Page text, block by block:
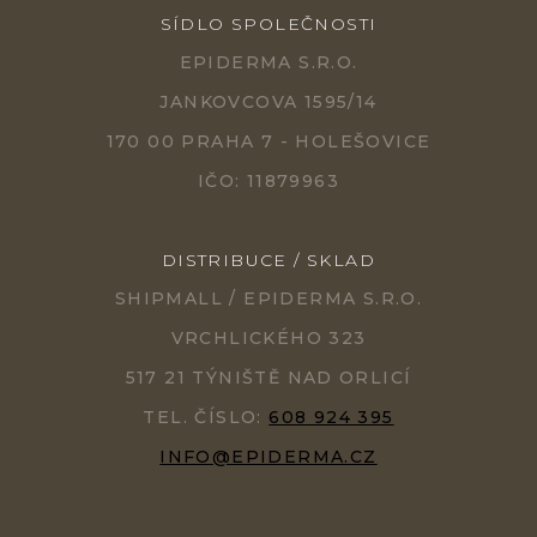
SÍDLO SPOLEČNOSTI
EPIDERMA S.R.O.
JANKOVCOVA 1595/14
170 00 PRAHA 7 - HOLEŠOVICE
IČO: 11879963
DISTRIBUCE / SKLAD
SHIPMALL / EPIDERMA S.R.O.
VRCHLICKÉHO 323
517 21 TÝNIŠTĚ NAD ORLICÍ
TEL. ČÍSLO: 608 924 395
INFO@EPIDERMA.CZ